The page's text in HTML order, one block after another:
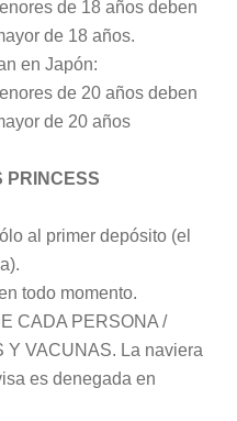
de 18 años deben
de 18 años.
en Japón:
de 20 años deben
de 20 años
PRINCESS
al primer depósito (el
todo momento.
CADA PERSONA /
Y VACUNAS. La naviera
es denegada en